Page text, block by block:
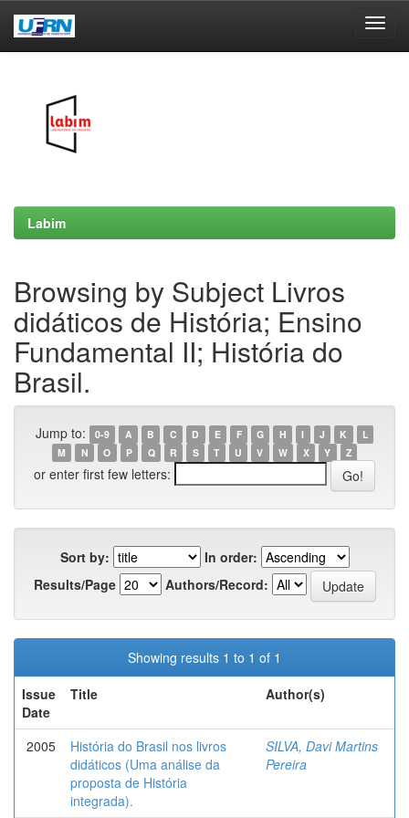
Labim
Browsing by Subject Livros
didáticos de História; Ensino
Fundamental II; História do
Brasil.
Jump to: 0-9 A B C D E F G H I J K
L
M
N O P Q R S T U V W X Y Z
or enter first few letters:
Sort by:
In order:
Results/Page
Authors/Record:
Showing results 1 to 1 of 1
Issue
Date
Title Author(s)
2005
História do Brasil nos livros
didáticos (Uma análise da
proposta de História
integrada).
SILVA, Davi Martins
Pereira